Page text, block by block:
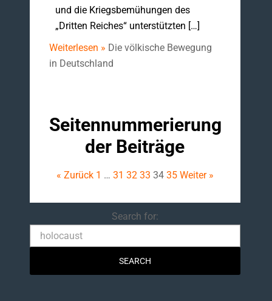
und die Kriegsbemühungen des
„Dritten Reiches“ unterstützten […]
Weiterlesen » Die völkische Bewegung
in Deutschland
Seitennummerierung
der Beiträge
« Zurück 1 … 31 32 33 34 35 Weiter »
Search for:Search